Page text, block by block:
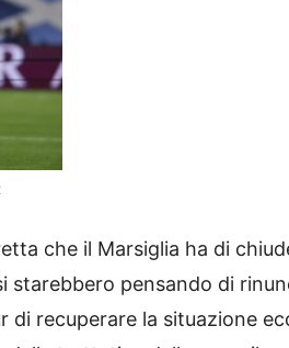
che il Marsiglia ha di
starebbero pensando di
di recuperare la situazione